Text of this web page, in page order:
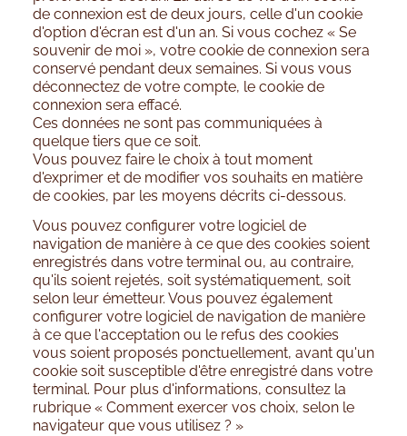
de connexion est de deux jours, celle d'un cookie
d'option d'écran est d'un an. Si vous cochez « Se
souvenir de moi », votre cookie de connexion sera
conservé pendant deux semaines. Si vous vous
déconnectez de votre compte, le cookie de
connexion sera effacé.
Ces données ne sont pas communiquées à
quelque tiers que ce soit.
Vous pouvez faire le choix à tout moment
d'exprimer et de modifier vos souhaits en matière
de cookies, par les moyens décrits ci-dessous.
Vous pouvez configurer votre logiciel de
navigation de manière à ce que des cookies soient
enregistrés dans votre terminal ou, au contraire,
qu'ils soient rejetés, soit systématiquement, soit
selon leur émetteur. Vous pouvez également
configurer votre logiciel de navigation de manière
à ce que l'acceptation ou le refus des cookies
vous soient proposés ponctuellement, avant qu'un
cookie soit susceptible d'être enregistré dans votre
terminal. Pour plus d'informations, consultez la
rubrique « Comment exercer vos choix, selon le
navigateur que vous utilisez ? »